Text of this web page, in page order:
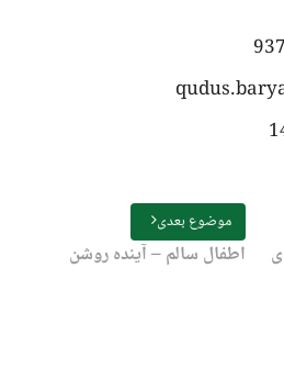
موضوع بعدی
اطفال سالم – آینده روشن